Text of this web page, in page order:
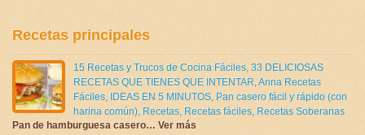
Recetas principales
15 Recetas y Trucos de Cocina Fáciles, 33 DELICIOSAS
RECETAS QUE TIENES QUE INTENTAR,Anna Recetas
Fáciles, IDEAS EN 5 MINUTOS, Pan casero fácil y rápido (con
harina común), Recetas, Recetas fáciles, Recetas Soberanas
Pan de hamburguesa casero… Ver más